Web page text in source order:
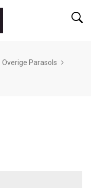
Overige Parasols